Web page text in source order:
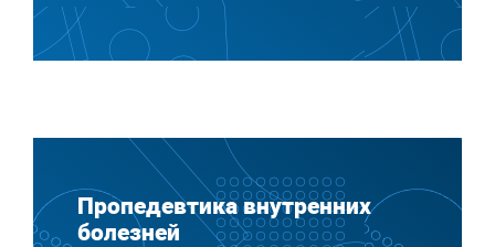
Пропедевтика внутренних
болезней